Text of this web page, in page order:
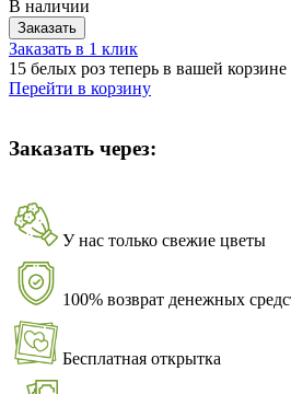
В наличии
Заказать
Заказать в 1 клик
15 белых роз теперь в вашей
Перейти в корзину
Заказать через:
У нас только свежие цветы
100% возврат денежных
Бесплатная открытка